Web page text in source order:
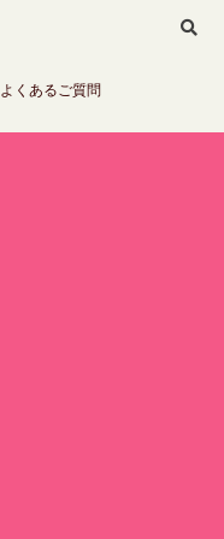
よくあるご質問